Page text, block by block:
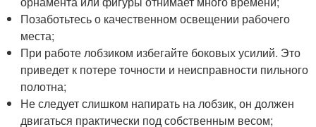
Позаботьтесь о качественном освещении рабочего
места;
При работе лобзиком избегайте боковых усилий. Это
приведет к потере точности и неисправности пильного
полотна;
Не следует слишком напирать на лобзик, он должен
двигаться практически под собственным весом;